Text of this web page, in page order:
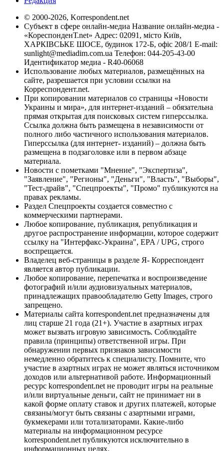
© 2000-2026, Korrespondent.net
Субъект в сфере онлайн-медиа Название онлайн-медиа -
«КореспонденТ.net» Адрес: 02091, місто Київ,
ХАРКІВСЬКЕ ШОСЕ, будинок 172-Б, офіс 208/1 E-mail:
sunlight@mediadim.com.ua Телефон: 044-205-43-00
Идентификатор медиа - R40-06068
Использование любых материалов, размещённых на
сайте, разрешается при условии ссылки на
Корреспондент.net.
При копировании материалов со страницы «Новости
Украины и мира», для интернет-изданий – обязательна
прямая открытая для поисковых систем гиперссылка.
Ссылка должна быть размещена в независимости от
полного либо частичного использования материалов.
Гиперссылка (для интернет- изданий) – должна быть
размещена в подзаголовке или в первом абзаце
материала.
Новости с пометками "Мнение", "Экспертиза",
"Заявление", "Регионы", "Деньги", "Власть", "Выборы",
"Тест-драйв", "Спецпроекты", "Промо" публикуются на
правах рекламы.
Раздел Спецпроекты создается совместно с
коммерческими партнерами.
Любое копирование, публикация, републикация и
другое распространение информации, которое содержит
ссылку на "Интерфакс-Украина", EPA / UPG, строго
воспрещается.
Владелец веб-страницы в разделе Я- Корреспондент
является автор публикации.
Любое копирование, перепечатка и воспроизведение
фотографий и/или аудиовизуальных материалов,
принадлежащих правообладателю Getty Images, строго
запрещено.
Материалы сайта korrespondent.net предназначены для
лиц старше 21 года (21+). Участие в азартных играх
может вызвать игровую зависимость. Соблюдайте
правила (принципы) ответственной игры. При
обнаружении первых признаков зависимости
немедленно обратитесь к специалисту. Помните, что
участие в азартных играх не может являться источником
доходов или альтернативой работе. Информационный
ресурс korrespondent.net не проводит игры на реальные
и/или виртуальные деньги, сайт не принимает ни в
какой форме оплату ставок и других платежей, которые
связаны/могут быть связаны с азартными играми,
букмекерами или тотализаторами. Какие-либо
материалы на информационном ресурсе
korrespondent.net публикуются исключительно в
информационных целях.